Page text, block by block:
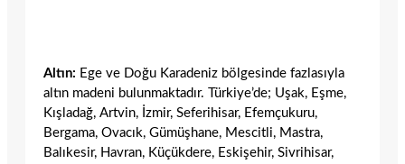
Altın: Ege ve Doğu Karadeniz bölgesinde fazlasıyla
altın madeni bulunmaktadır. Türkiye’de; Uşak, Eşme,
Kışladağ, Artvin, İzmir, Seferihisar, Efemçukuru,
Bergama, Ovacık, Gümüşhane, Mescitli, Mastra,
Balıkesir, Havran, Küçükdere, Eskişehir, Sivrihisar,